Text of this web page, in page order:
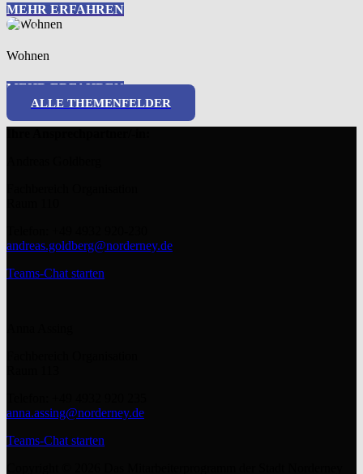
MEHR ERFAHREN
Wohnen
MEHR ERFAHREN
ALLE THEMENFELDER
andreas.goldberg@norderney.de
Teams-Chat starten
anna.assing@norderney.de
Teams-Chat starten